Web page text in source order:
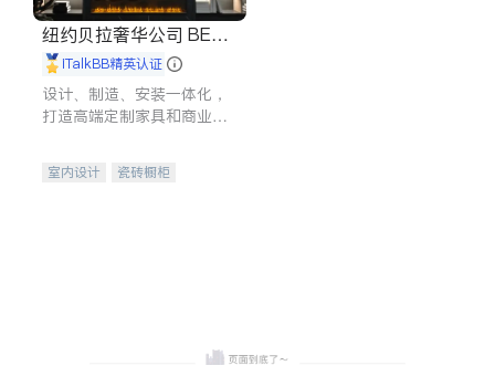
纽约贝拉奢华公司 BELL
A LUXE
iTalkBB精英认证
设计、制造、安装一体化，
打造高端定制家具和商业空
室内设计
瓷砖橱柜